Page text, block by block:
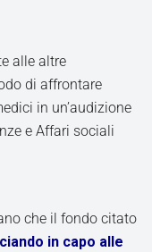
alle altre
di affrontare
in un’audizione
e Affari sociali
che il fondo citato
in capo alle